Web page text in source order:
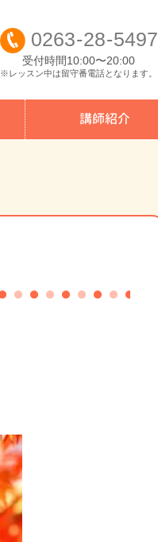
0263-28-5497
受付時間10:00〜20:00
※レッスン中は留守番電話となります。
講師紹介